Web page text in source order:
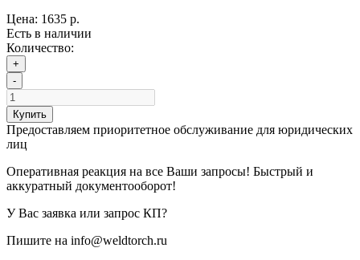
Цена: 1635 р.
Есть в наличии
Количество:
+
-
Купить
Предоставляем приоритетное обслуживание для юридических
лиц
Оперативная реакция на все Ваши запросы! Быстрый и
аккуратный документооборот!
У Вас заявка или запрос КП?
Пишите на info@weldtorch.ru